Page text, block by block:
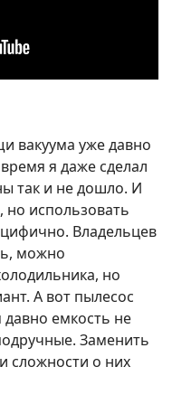
вакуума уже давно
я даже сделал
так и не дошло. И
но использовать
Владельцев
можно
но
А вот пылесос
емкость не
Заменить
сложности о них